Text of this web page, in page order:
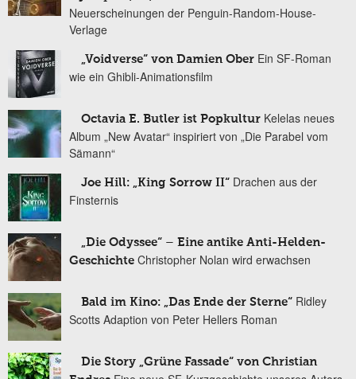
Neuerscheinungen der Penguin-Random-House-
Verlage
„Voidverse“ von Damien Ober Ein SF-Roman
wie ein Ghibli-Animationsfilm
Octavia E. Butler ist Popkultur Kelelas neues
Album „New Avatar“ inspiriert von „Die Parabel vom
Sämann“
Joe Hill: „King Sorrow II“ Drachen aus der
Finsternis
„Die Odyssee“ – Eine antike Anti-Helden-
Geschichte Christopher Nolan wird erwachsen
Bald im Kino: „Das Ende der Sterne“ Ridley
Scotts Adaption von Peter Hellers Roman
Die Story „Grüne Fassade“ von Christian